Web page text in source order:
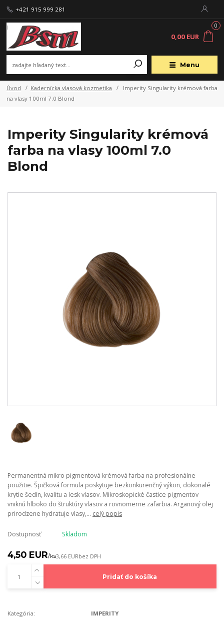
Menu
+421 915 999 281
0
0,00 EUR
Úvod Kadernícka vlasová kozmetika
Imperity Singularity krémová farba
na vlasy 100ml 7.0 Blond
Imperity Singularity krémová
farba na vlasy 100ml 7.0
Blond
Permanentná mikro pigmentová krémová farba na profesionálne
použitie. Špičková formula poskytuje bezkonkurenčný výkon, dokonalé
krytie šedín, kvalitu a lesk vlasov. Mikroskopické častice pigmentov
vniknú hlboko do štruktúry vlasov a rovnomerne zafarbia. Arganový olej
prirodzene hydratuje vlasy,... celý popis
Dostupnosť Skladom
4,50 EUR/ks3,66 EURbez DPH
Pridať do košíka
Kategória:
IMPERITY